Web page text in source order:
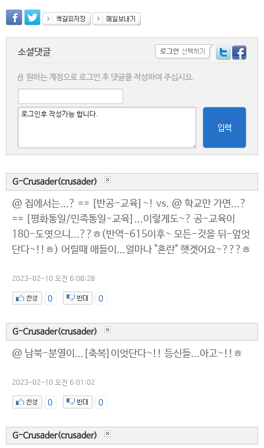
소셜댓글
원하는 계정으로 로그인 후 댓글을 작성하여 주십시요.
입력
G-Crusader(crusader)
@ 집에서는...? == [반공-교육]~! vs. @ 학교만 가면...?
== [평화통일/민족통일-교육]...이렇게도~? 공-교육이
180-도엿으니...??ㅎ(반역-615이후~ 모든-것을 뒤-엎엇
단다~!!ㅎ) 어릴때 애들이...얼마나 "혼란" 햇겟어요~???ㅎ
2023-02-10 오전 6:08:28
0 0
G-Crusader(crusader)
@ 남북-분열이...[축복]이엇단다~!! 등신들...아고~!!ㅎ
2023-02-10 오전 6:01:02
0 0
G-Crusader(crusader)